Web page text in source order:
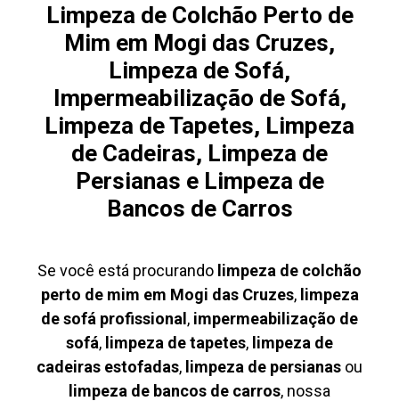
Limpeza de Colchão Perto de
Mim em Mogi das Cruzes,
Limpeza de Sofá,
Impermeabilização de Sofá,
Limpeza de Tapetes, Limpeza
de Cadeiras, Limpeza de
Persianas e Limpeza de
Bancos de Carros
Se você está procurando limpeza de colchão
perto de mim em Mogi das Cruzes, limpeza
de sofá profissional , impermeabilização de
sofá, limpeza de tapetes, limpeza de
cadeiras estofadas, limpeza de persianas ou
limpeza de bancos de carros, nossa